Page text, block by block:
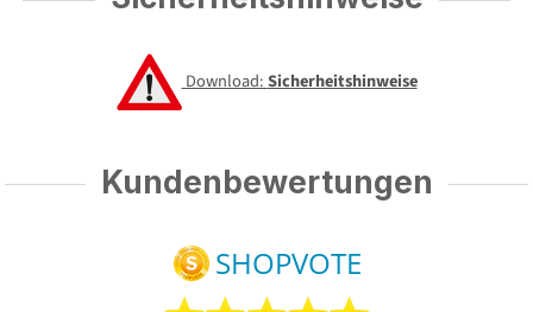
Download:Sicherheitshinweise
Kundenbewertungen